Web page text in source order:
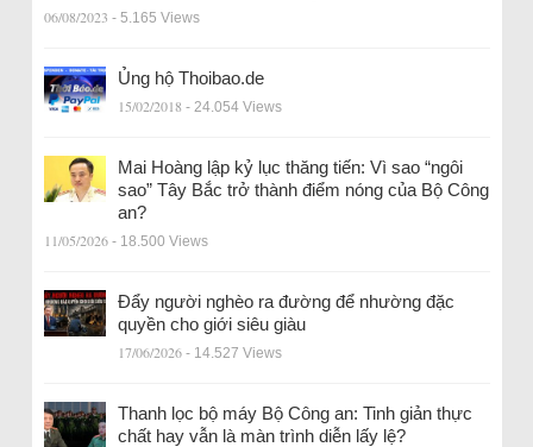
06/08/2023 - 5.165 Views
Ủng hộ Thoibao.de
15/02/2018 - 24.054 Views
Mai Hoàng lập kỷ lục thăng tiến: Vì sao “ngôi
sao” Tây Bắc trở thành điểm nóng của Bộ Công
an?
11/05/2026 - 18.500 Views
Đẩy người nghèo ra đường để nhường đặc
quyền cho giới siêu giàu
17/06/2026 - 14.527 Views
Thanh lọc bộ máy Bộ Công an: Tinh giản thực
chất hay vẫn là màn trình diễn lấy lệ?